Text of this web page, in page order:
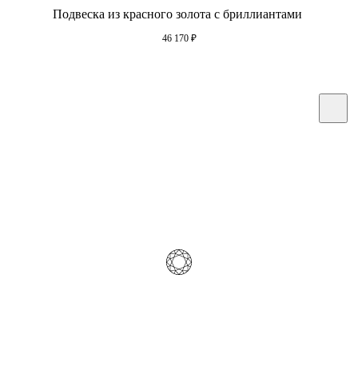
Подвеска из красного золота с бриллиантами
46 170 ₽